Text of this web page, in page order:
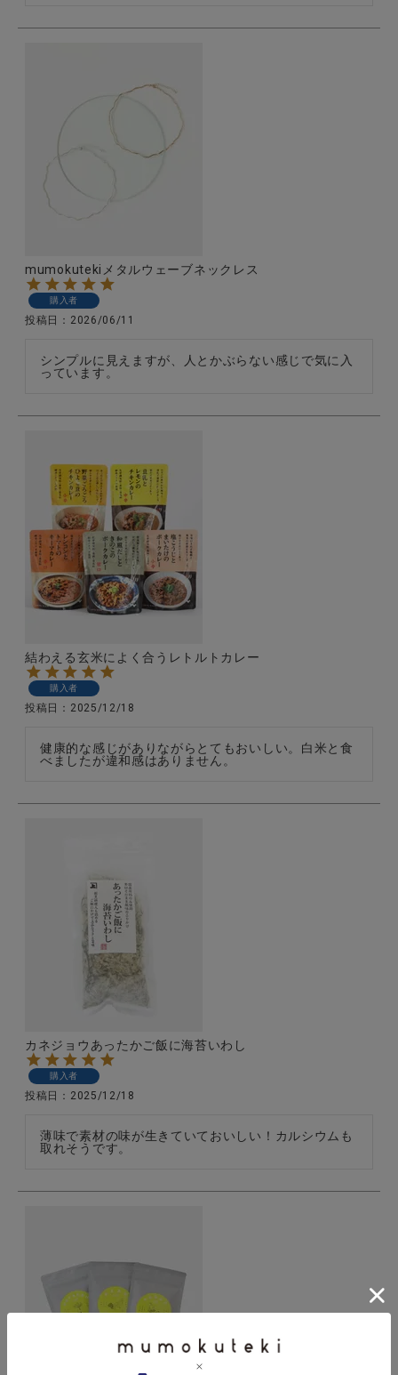
mumokutekiメタルウェーブネックレス
購入者
投稿日 2026/06/11
シンプルに見えますが、人とかぶらない感じで気に入
っています。
結わえる玄米によく合うレトルトカレー
購入者
投稿日 2025/12/18
健康的な感じがありながらとてもおいしい。白米と食
べましたが違和感はありません。
カネジョウあったかご飯に海苔いわし
購入者
投稿日 2025/12/18
薄味で素材の味が生きていておいしい！カルシウムも
取れそうです。